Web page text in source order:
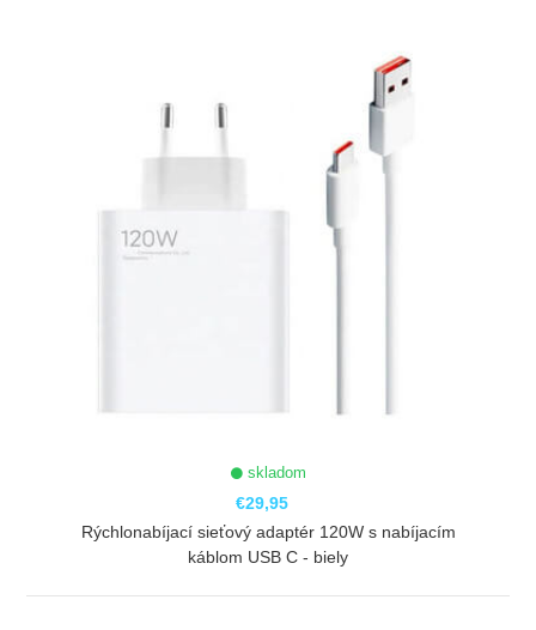
skladom
€29,95
Rýchlonabíjací sieťový adaptér 120W s nabíjacím
káblom USB C - biely